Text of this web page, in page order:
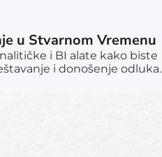
u Stvarnom Vremenu
i BI alate kako biste
i donošenje odluka.